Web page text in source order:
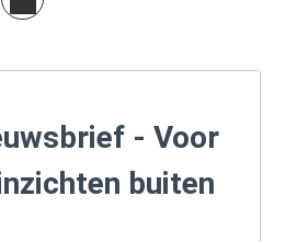
- Voor
buiten